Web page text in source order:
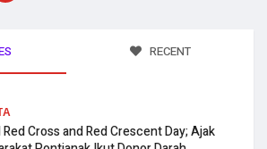
RECENT
Cross and Red Crescent Day; Ajak